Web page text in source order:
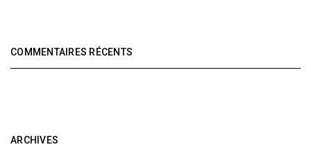
COMMENTAIRES RÉCENTS
ARCHIVES